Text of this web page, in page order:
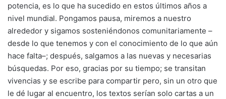
potencia, es lo que ha sucedido en estos últimos años a
nivel mundial. Pongamos pausa, miremos a nuestro
alrededor y sigamos sosteniéndonos comunitariamente –
desde lo que tenemos y con el conocimiento de lo que aún
hace falta–; después, salgamos a las nuevas y necesarias
búsquedas. Por eso, gracias por su tiempo; se transitan
vivencias y se escribe para compartir pero, sin un otro que
le dé lugar al encuentro, los textos serían solo cartas a un